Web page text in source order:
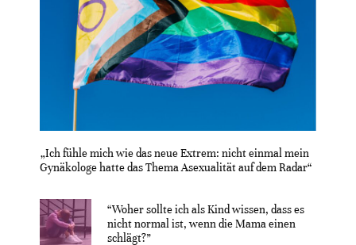
„Ich fühle mich wie das neue Extrem: nicht einmal mein
Gynäkologe hatte das Thema Asexualität auf dem Radar“
“Woher sollte ich als Kind wissen, dass es
nicht normal ist, wenn die Mama einen
schlägt?”